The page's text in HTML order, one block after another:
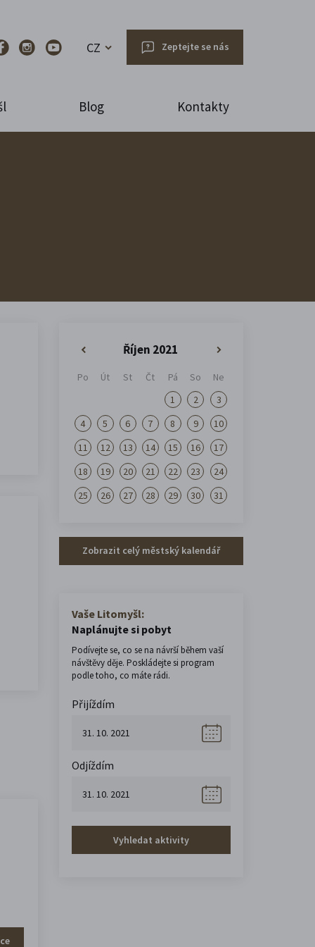
CZ Zeptejte se nás
Blog Kontakty
Říjen 2021
Po Út St Čt Pá So
Ne
1
2
3
4
5 6 7 8 9
10
11
12 13 14 15 16
17
18
19 20 21 22 23
24
25
26 27 28 29 30 31
Zobrazit celý městský kalendář
Vaše Litomyšl:
Naplánujte si pobyt
Podívejte se, co se na návrší během vaší
návštěvy děje. Poskládejte si program
podle toho, co máte rádi.
Přijíždím
Odjíždím
Vyhledat aktivity